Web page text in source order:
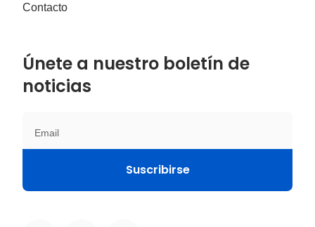
Contacto
Únete a nuestro boletín de
noticias
Suscribirse